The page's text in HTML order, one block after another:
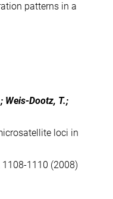
patterns in a
Weis-Dootz, T.;
loci in
1108-1110 (2008)